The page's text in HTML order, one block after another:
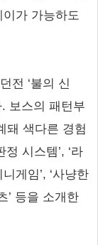
가 가능하도
전 ‘불의 신
보스의 패턴부
돼 색다른 경험
시스템’, ‘라
게임’, ‘사냥한
’ 등을 소개한